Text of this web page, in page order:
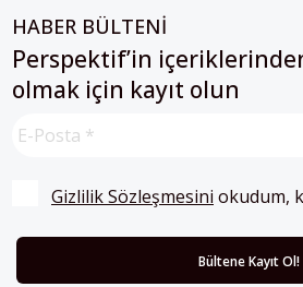
HABER BÜLTENİ
Perspektif’in
olmak için kayıt olun
Gizlilik Sözleşmesini okudum,